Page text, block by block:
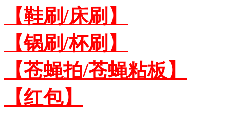
【鞋刷/床刷】
【锅刷/杯刷】
【苍蝇拍/苍蝇粘板】
【红包】